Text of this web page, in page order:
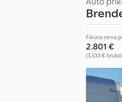
Fiksna cena
2.801 €
(3.333 € bruto)